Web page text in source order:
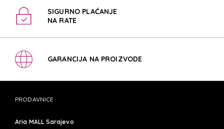
SIGURNO PLAĆANJE
NA RATE
GARANCIJA NA PROIZVODE
PRODAVNICE
Aria MALL Sarajevo